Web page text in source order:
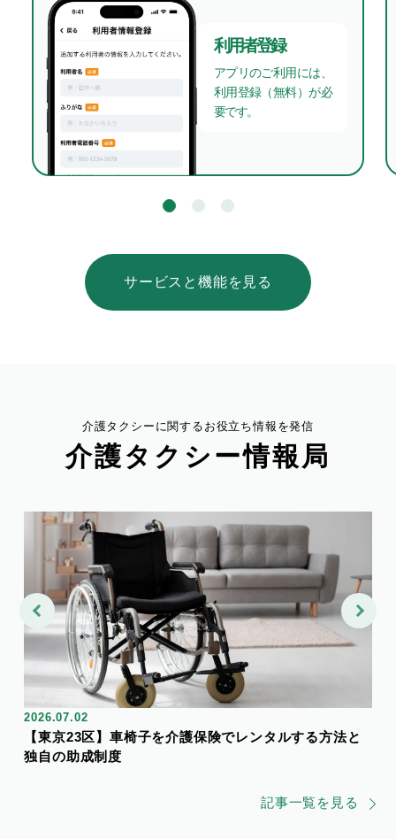
利用者登録
アプリのご利用には、
利用登録（無料）が必
要です。
サービスと機能を見る
介護タクシーに関するお役立ち情報を発信
介護タクシー情報局
2026.07.02
【東京23区】車椅子を介護保険でレンタルする方法と
独自の助成制度
記事一覧を見る